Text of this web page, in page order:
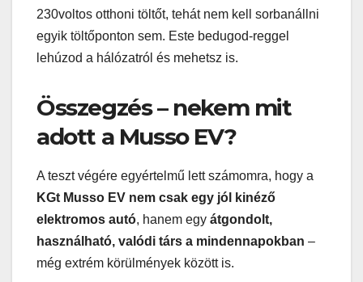
230voltos otthoni töltőt, tehát nem kell sorbanállni
egyik töltőponton sem. Este bedugod-reggel
lehúzod a hálózatról és mehetsz is.
Összegzés – nekem mit
adott a Musso EV?
A teszt végére egyértelmű lett számomra, hogy a
KGt Musso EV nem csak egy jól kinéző
elektromos autó, hanem egy átgondolt,
használható, valódi társ a mindennapokban –
még extrém körülmények között is.